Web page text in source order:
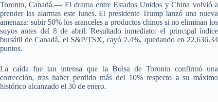
Toronto, Canadá.— El drama entre Estados Unidos y China volvió a
prender las alarmas este lunes. El presidente Trump lanzó una nueva
amenaza: subir 50% los aranceles a productos chinos si no eliminan los
suyos antes del 8 de abril. Resultado inmediato: el principal índice
bursátil de Canadá, el S&P/TSX, cayó 2.4%, quedando en 22,636.34
puntos.
La caída fue tan intensa que la Bolsa de Toronto confirmó una
corrección, tras haber perdido más del 10% respecto a su máximo
histórico alcanzado el 30 de enero.